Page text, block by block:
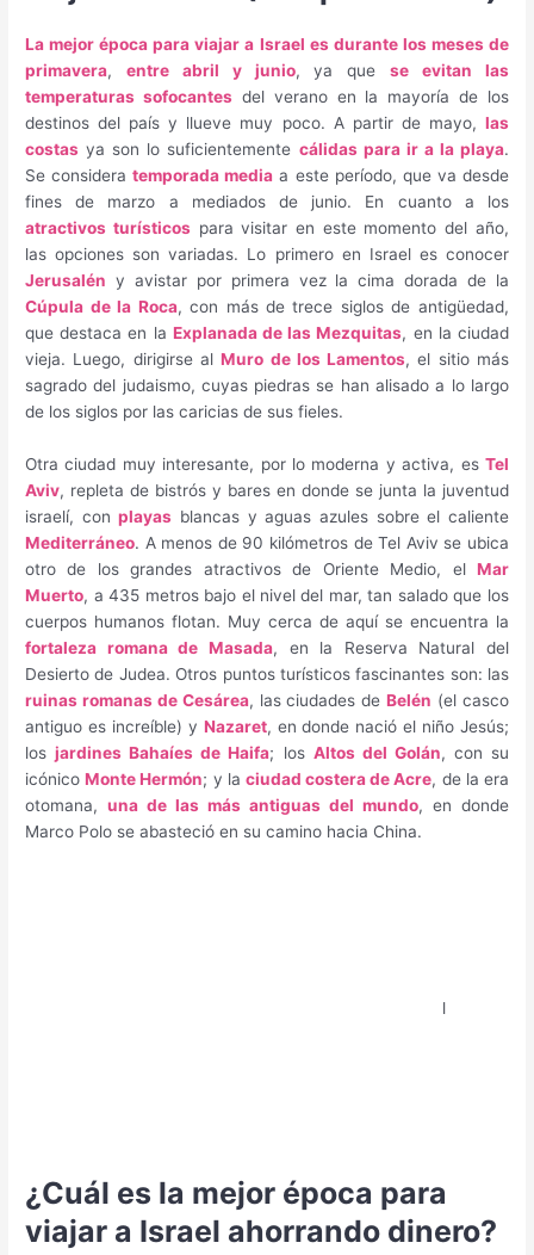
La mejor época para viajar a Israel es durante los meses de
primavera, entre abril y junio, ya quese evitan las
temperaturas sofocantesdel verano en la mayoría de los
destinos del país y llueve muy poco. A partir de mayo, las
costas ya son lo suficientemente cálidas para ir a la playa.
Se consideratemporada media a este período, que va desde
fines de marzo a mediados de junio. En cuanto a los
atractivos turísticospara visitar en este momento del año,
las opciones son variadas. Lo primero en Israel es conocer
Jerusalén y avistar por primera vez la cima dorada de la
Cúpula de la Roca, con más de trece siglos de antigüedad,
que destaca en la Explanada de las Mezquitas, en la ciudad
vieja. Luego, dirigirse alMuro de los Lamentos, el sitio más
sagrado del judaismo, cuyas piedras se han alisado a lo largo
de los siglos por las caricias de sus fieles.
Otra ciudad muy interesante, por lo moderna y activa, es Tel
Aviv, repleta de bistrós y bares en donde se junta la juventud
israelí, conplayas blancas y aguas azules sobre el caliente
Mediterráneo. A menos de 90 kilómetros de Tel Aviv se ubica
otro de los grandes atractivos de Oriente Medio, el Mar
Muerto, a 435 metros bajo el nivel del mar, tan salado que los
cuerpos humanos flotan. Muy cerca de aquí se encuentra la
fortaleza romana de Masada, en la Reserva Natural del
Desierto de Judea. Otros puntos turísticos fascinantes son: las
ruinas romanas de Cesárea, las ciudades deBelén (el casco
antiguo es increíble) y Nazaret, en donde nació el niño Jesús;
losjardines Bahaíes de Haifa; los Altos del Golán, con su
icónicoMonte Hermón; y la ciudad costera de Acre, de la era
otomana,una de las más antiguas del mundo, en donde
Marco Polo se abasteció en su camino hacia China.
l
¿Cuál es la mejor época para
viajar a Israel ahorrando dinero?